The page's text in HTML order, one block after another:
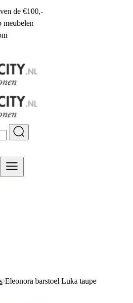
de €100,-
meubelen
Eleonora barstoel Luka taupe